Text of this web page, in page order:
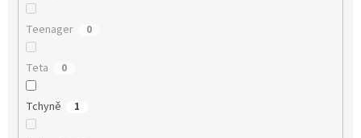
Teenager 0
Teta 0
Tchyně 1